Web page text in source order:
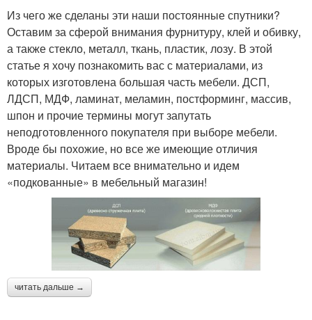
Из чего же сделаны эти наши постоянные спутники?
Оставим за сферой внимания фурнитуру, клей и обивку,
а также стекло, металл, ткань, пластик, лозу. В этой
статье я хочу познакомить вас с материалами, из
которых изготовлена большая часть мебели. ДСП,
ЛДСП, МДФ, ламинат, меламин, постформинг, массив,
шпон и прочие термины могут запутать
неподготовленного покупателя при выборе мебели.
Вроде бы похожие, но все же имеющие отличия
материалы. Читаем все внимательно и идем
«подкованные» в мебельный магазин!
читать дальше →